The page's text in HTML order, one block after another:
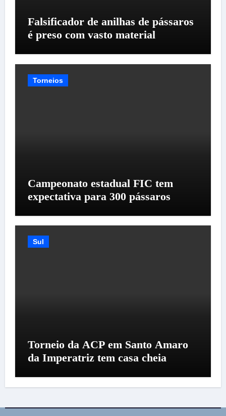
Falsificador de anilhas de pássaros
é preso com vasto material
Torneios
Campeonato estadual FIC tem
expectativa para 300 pássaros
Sul
Torneio da ACP em Santo Amaro
da Imperatriz tem casa cheia